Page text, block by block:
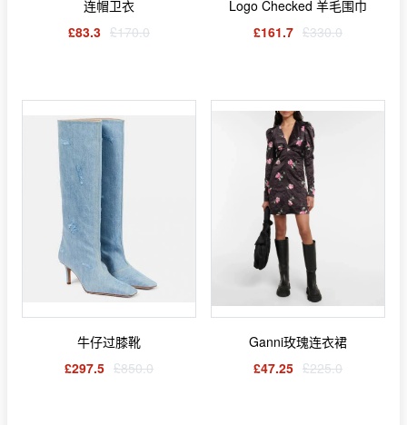
连帽卫衣
£83.3 £170.0
Logo Checked 羊毛围巾
£161.7 £330.0
牛仔过膝靴
£297.5 £850.0
Ganni玫瑰连衣裙
£47.25 £225.0